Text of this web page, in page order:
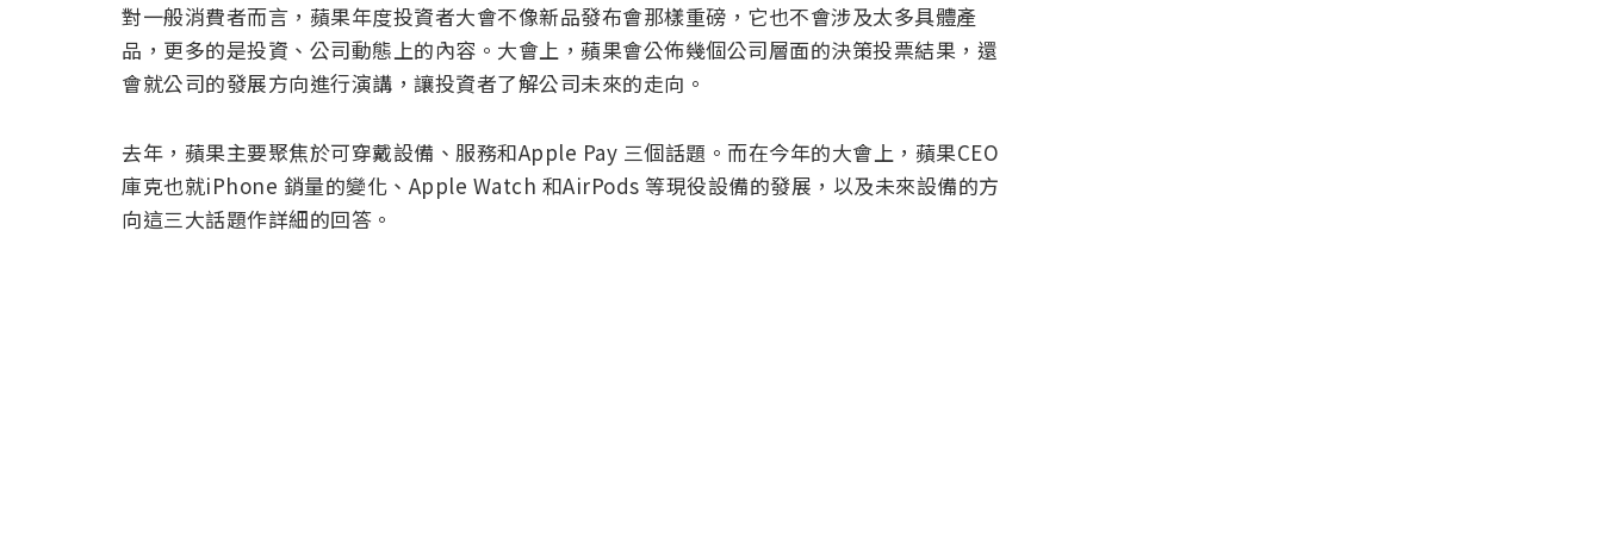
對一般消費者而言，蘋果年度投資者大會不像新品發布會那樣重磅，它也不會涉及太多具體產
品，更多的是投資、公司動態上的內容。大會上，蘋果會公佈幾個公司層面的決策投票結果，還
會就公司的發展方向進行演講，讓投資者了解公司未來的走向。
去年，蘋果主要聚焦於可穿戴設備、服務和Apple Pay 三個話題。而在今年的大會上，蘋果CEO
庫克也就iPhone 銷量的變化、Apple Watch 和AirPods 等現役設備的發展，以及未來設備的方
向這三大話題作詳細的回答。